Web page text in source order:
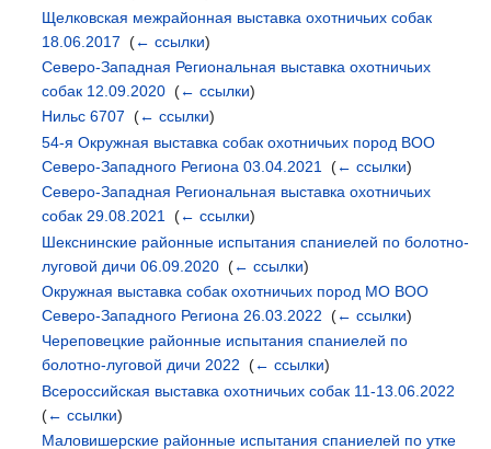
Щелковская межрайонная выставка охотничьих собак
18.06.2017 ‎(← ссылки)
Северо-Западная Региональная выставка охотничьих
собак 12.09.2020 ‎(← ссылки)
Нильс 6707 ‎(← ссылки)
54-я Окружная выставка собак охотничьих пород ВОО
Северо-Западного Региона 03.04.2021
‎(← ссылки)
Северо-Западная Региональная выставка охотничьих
собак 29.08.2021
‎(← ссылки)
Шекснинские районные испытания спаниелей по болотно-
луговой дичи 06.09.2020 ‎(← ссылки)
Окружная выставка собак охотничьих пород МО ВОО
Северо-Западного Региона 26.03.2022 ‎(← ссылки)
Череповецкие районные испытания спаниелей по
болотно-луговой дичи 2022 ‎(← ссылки)
Всероссийская выставка охотничьих собак 11-13.06.2022
(← ссылки)
Маловишерские районные испытания спаниелей по утке